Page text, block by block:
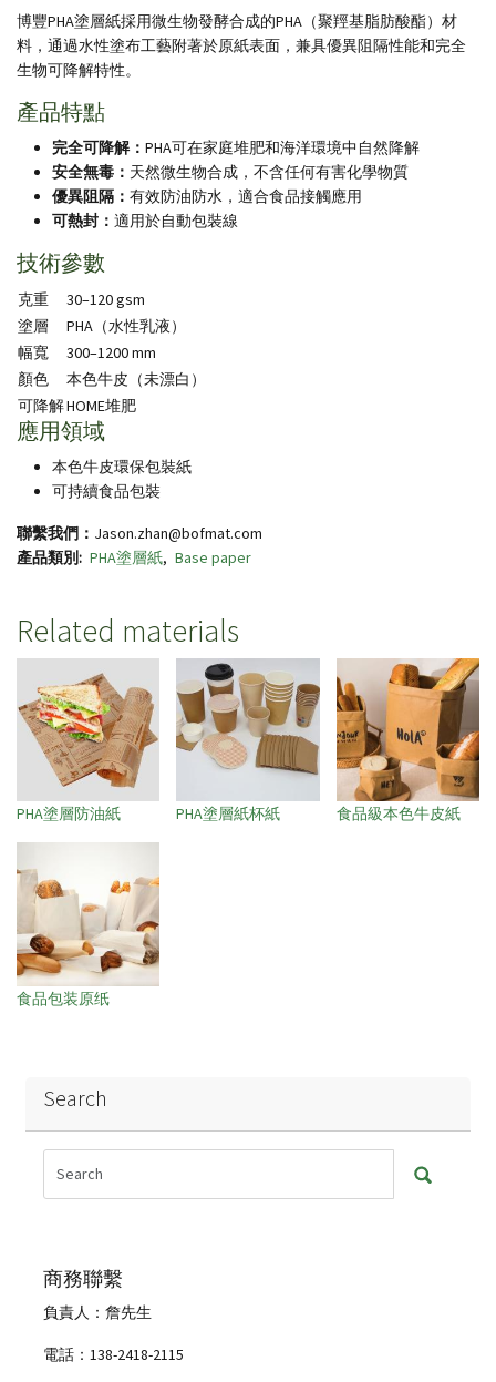
博豐PHA塗層紙採用微生物發酵合成的PHA（聚羥基脂肪酸酯）材
料，通過水性塗布工藝附著於原紙表面，兼具優異阻隔性能和完全
生物可降解特性。
產品特點
完全可降解： PHA可在家庭堆肥和海洋環境中自然降解
安全無毒： 天然微生物合成，不含任何有害化學物質
優異阻隔： 有效防油防水，適合食品接觸應用
可熱封： 適用於自動包裝線
技術參數
克重
30–120 gsm
塗層
PHA（水性乳液）
幅寬
300–1200 mm
顏色
本色牛皮（未漂白）
可降解HOME堆肥
應用領域
本色牛皮環保包裝紙
可持續食品包裝
聯繫我們： Jason.zhan@bofmat.com
產品類別 PHA塗層紙 Base paper
Related materials
PHA塗層防油紙 PHA塗層紙杯紙 食品級本色牛皮紙
食品包装原纸
Search
商務聯繫
負責人：詹先生
電話：138-2418-2115